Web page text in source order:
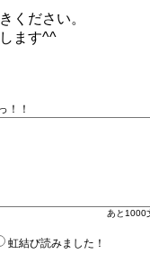
ください。
ます^^
！！
あと 1000
虹結び読みました！